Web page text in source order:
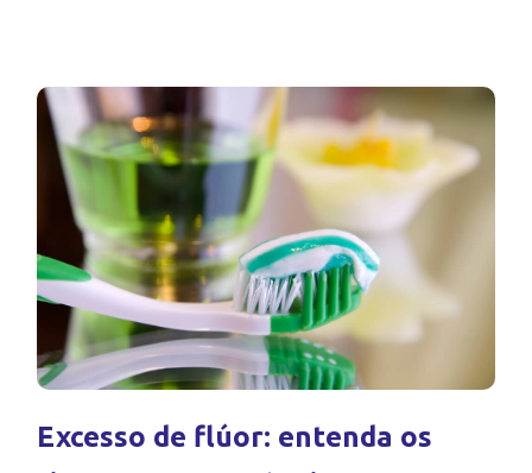
Excesso de flúor: entenda os